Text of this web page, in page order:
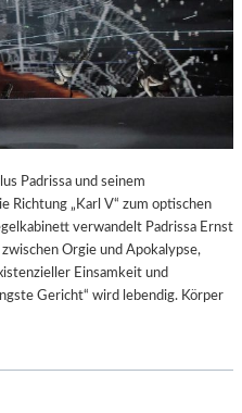
Padrissa und seinem
Richtung „Karl V“ zum optischen
verwandelt Padrissa Ernst
Orgie und Apokalypse,
Einsamkeit und
Gericht“ wird lebendig. Körper